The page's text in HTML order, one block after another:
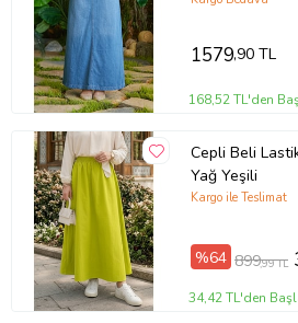
1579,90 TL
168,52 TL'den
Cepli Beli
Yağ Yeşili
Kargo ile Teslimat
%64 899,99 TL
34,42 TL'den